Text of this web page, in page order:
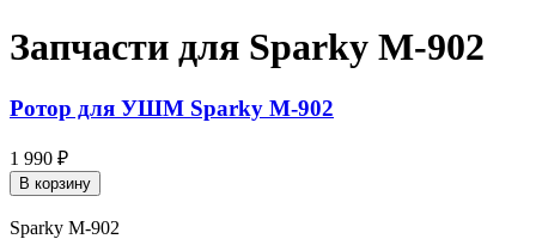
Запчасти для Sparky М-902
Ротор для УШМ Sparky М-902
1 990 ₽
В корзину
Sparky М-902